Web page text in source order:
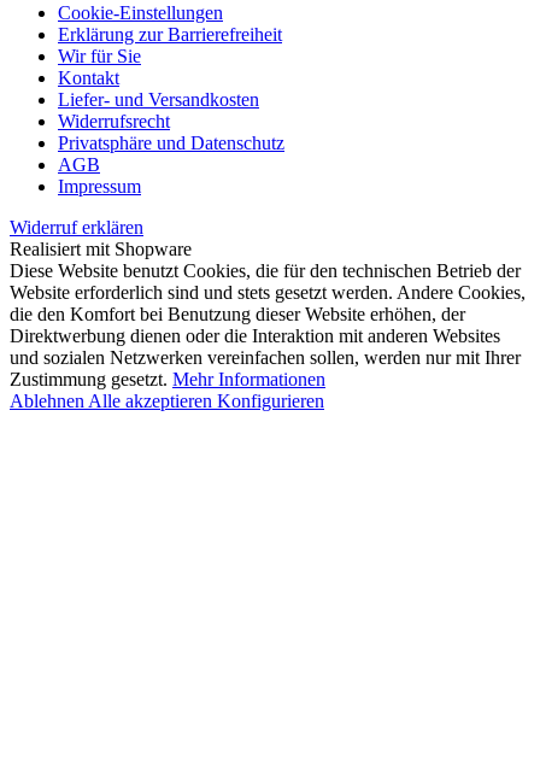
Cookie-Einstellungen
Erklärung zur Barrierefreiheit
Wir für Sie
Kontakt
Liefer- und Versandkosten
Widerrufsrecht
Privatsphäre und Datenschutz
AGB
Impressum
Widerruf erklären
Realisiert mit Shopware
Diese Website benutzt Cookies, die für den technischen Betrieb der
Website erforderlich sind und stets gesetzt werden. Andere Cookies,
die den Komfort bei Benutzung dieser Website erhöhen, der
Direktwerbung dienen oder die Interaktion mit anderen Websites
und sozialen Netzwerken vereinfachen sollen, werden nur mit Ihrer
Zustimmung gesetzt. Mehr Informationen
Ablehnen Alle akzeptieren Konfigurieren